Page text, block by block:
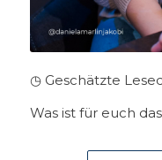
◷ Geschätzte
Was ist für euch